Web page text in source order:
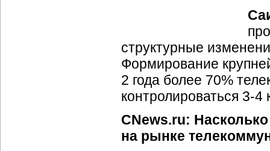
структурные
Формирование
2 года более 70%
контролироваться 3-
CNews.ru:
на рынке